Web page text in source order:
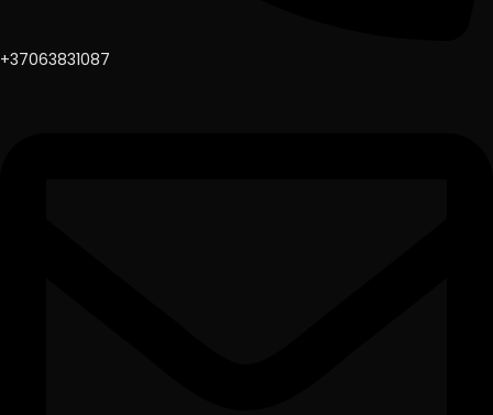
+37063831087